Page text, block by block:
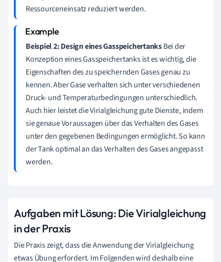
Ressourceneinsatz reduziert werden.
Beispiel 2: Design eines GasspeichertanksBei der
Konzeption eines Gasspeichertanks ist es wichtig, die
Eigenschaften des zu speichernden Gases genau zu
kennen. Aber Gase verhalten sich unter verschiedenen
Druck- und Temperaturbedingungen unterschiedlich.
Auch hier leistet die Virialgleichung gute Dienste, indem
sie genaue Voraussagen über das Verhalten des Gases
unter den gegebenen Bedingungen ermöglicht. So kann
der Tank optimal an das Verhalten des Gases angepasst
werden.
Aufgaben mit Lösung: Die Virialgleichung
in der Praxis
Die Praxis zeigt, dass die Anwendung der Virialgleichung
etwas Übung erfordert. Im Folgenden wird deshalb eine